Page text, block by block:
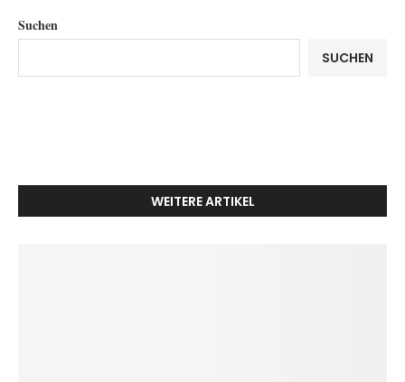
Suchen
SUCHEN
WEITERE ARTIKEL